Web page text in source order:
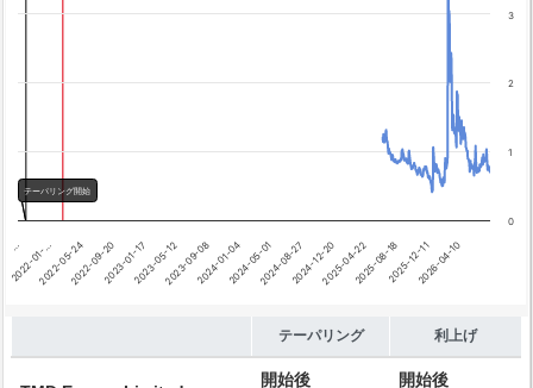
テーパリング開始
…
2022-01-…2022-05-242022-09-202023-01-172023-05-122023-09-082024-01-042024-05-012024-08-272024-12-202025-04-222025-08-182025-12-112026-04-10
0
1
2
3
テーパリング 利上げ
開始後
開始後